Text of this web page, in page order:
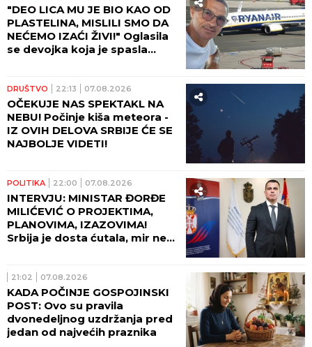
"DEO LICA MU JE BIO KAO OD
PLASTELINA, MISLILI SMO DA
NEĆEMO IZAĆI ŽIVI!" Oglasila
se devojka koja je spasla
DRUŠTVO 22:13 07.08.2026
OČEKUJE NAS SPEKTAKL NA
NEBU! Počinje kiša meteora -
IZ OVIH DELOVA SRBIJE ĆE SE
NAJBOLJE VIDETI!
POLITIKA 22:00 07.08.2026
INTERVJU: MINISTAR ĐORĐE
MILIĆEVIĆ O PROJEKTIMA,
PLANOVIMA, IZAZOVIMA!
Srbija je dosta ćutala, mir ne
21:02 07.08.2026
KADA POČINJE GOSPOJINSKI
POST: Ovo su pravila
dvonedeljnog uzdržanja pred
jedan od najvećih praznika